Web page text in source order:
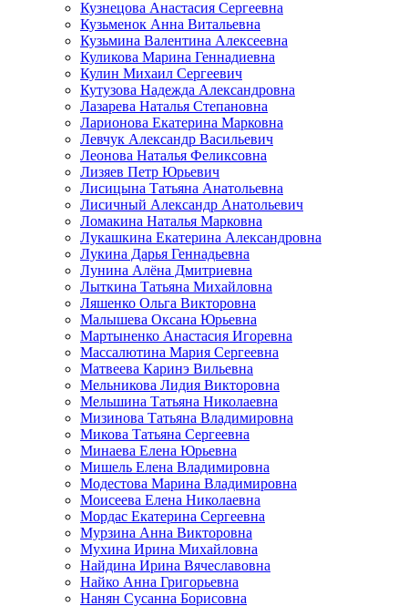
Кузнецова Анастасия Сергеевна
Кузьменок Анна Витальевна
Кузьмина Валентина Алексеевна
Куликова Марина Геннадиевна
Кулин Михаил Сергеевич
Кутузова Надежда Александровна
Лазарева Наталья Степановна
Ларионова Екатерина Марковна
Левчук Александр Васильевич
Леонова Наталья Феликсовна
Лизяев Петр Юрьевич
Лисицына Татьяна Анатольевна
Лисичный Александр Анатольевич
Ломакина Наталья Марковна
Лукашкина Екатерина Александровна
Лукина Дарья Геннадьевна
Лунина Алёна Дмитриевна
Лыткина Татьяна Михайловна
Ляшенко Ольга Викторовна
Малышева Оксана Юрьевна
Мартыненко Анастасия Игоревна
Массалютина Мария Сергеевна
Матвеева Каринэ Вильевна
Мельникова Лидия Викторовна
Мельшина Татьяна Николаевна
Мизинова Татьяна Владимировна
Микова Татьяна Сергеевна
Минаева Елена Юрьевна
Мишель Елена Владимировна
Модестова Марина Владимировна
Моисеева Елена Николаевна
Мордас Екатерина Сергеевна
Мурзина Анна Викторовна
Мухина Ирина Михайловна
Найдина Ирина Вячеславовна
Найко Анна Григорьевна
Нанян Сусанна Борисовна